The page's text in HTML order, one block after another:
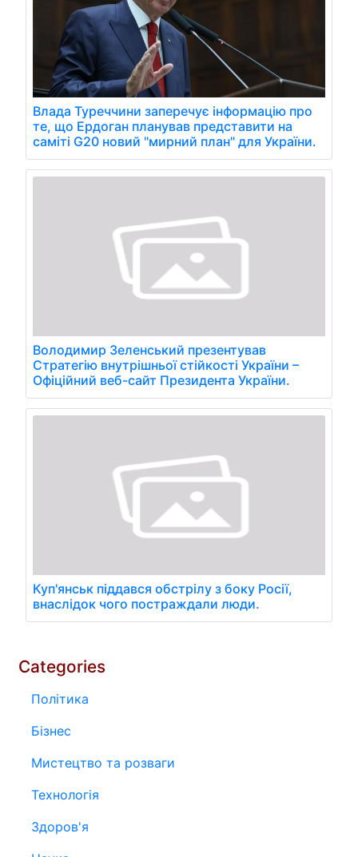
Влада Туреччини заперечує інформацію про
те, що Ердоган планував представити на
саміті G20 новий "мирний план" для України.
Володимир Зеленський презентував
Стратегію внутрішньої стійкості України –
Офіційний веб-сайт Президента України.
Куп'янськ піддався обстрілу з боку Росії,
внаслідок чого постраждали люди.
Categories
Політика
Бізнес
Мистецтво та розваги
Технологія
Здоров'я